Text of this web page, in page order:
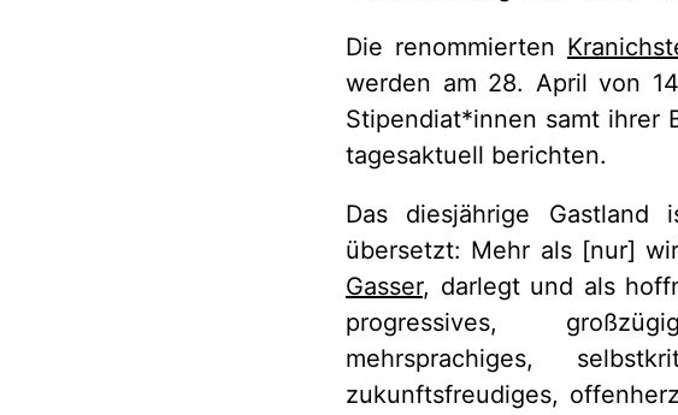
Die renommierten
werden am 28. April von
Stipendiat*innen samt ihrer
tagesaktuell berichten.
Das diesjährige Gastland
übersetzt: Mehr als [nur]
Gasser, darlegt und als
progressives,
mehrsprachiges,
zukunftsfreudiges,